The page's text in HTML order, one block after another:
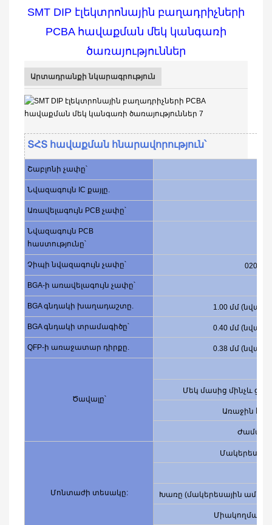
SMT DIP էլեկտրոնային բաղադրիչների
PCBA հավաքման մեկ կանգառի
ծառայություններ
Արտադրանքի նկարագրություն
ՏՀՏ հավաքման հնարավորություն՝
Շաբլոնի չափը՝
Նվազագույն IC քայլը.
Առավելագույն PCB չափը՝
Նվազագույն PCB
հաստությունը՝
Չիպի նվազագույն չափը՝ 0201
BGA-ի առավելագույն չափը՝
BGA գնդակի խաղադաշտը. 1.00 մմ
BGA գնդակի տրամագիծը՝ 0.40 մմ
QFP-ի առաջատար դիրքը. 0.38 մմ
Ծավալը՝
Մեկ մասից մինչև
Առաջին
Մոնտաժի տեսակը: Խառը (մակերեսային
Միակողմանի